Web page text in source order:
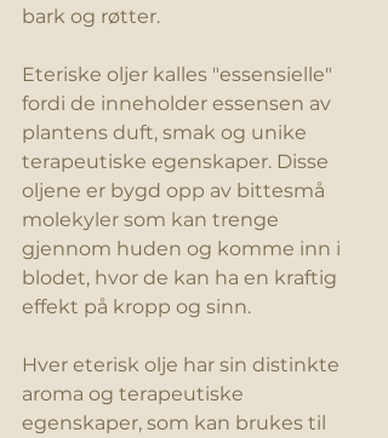
bark og røtter.
Eteriske oljer kalles "essensielle"
fordi de inneholder essensen av
plantens duft, smak og unike
terapeutiske egenskaper. Disse
oljene er bygd opp av bittesmå
molekyler som kan trenge
gjennom huden og komme inn i
blodet, hvor de kan ha en kraftig
effekt på kropp og sinn.
Hver eterisk olje har sin distinkte
aroma og terapeutiske
egenskaper, som kan brukes til